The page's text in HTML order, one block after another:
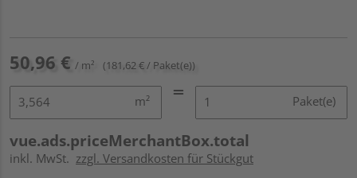
50,96 € / m² (181,62 € / Paket(e))
m² Paket(e)
vue.ads.priceMerchantBox.total
inkl. MwSt. zzgl. Versandkosten für Stückgut